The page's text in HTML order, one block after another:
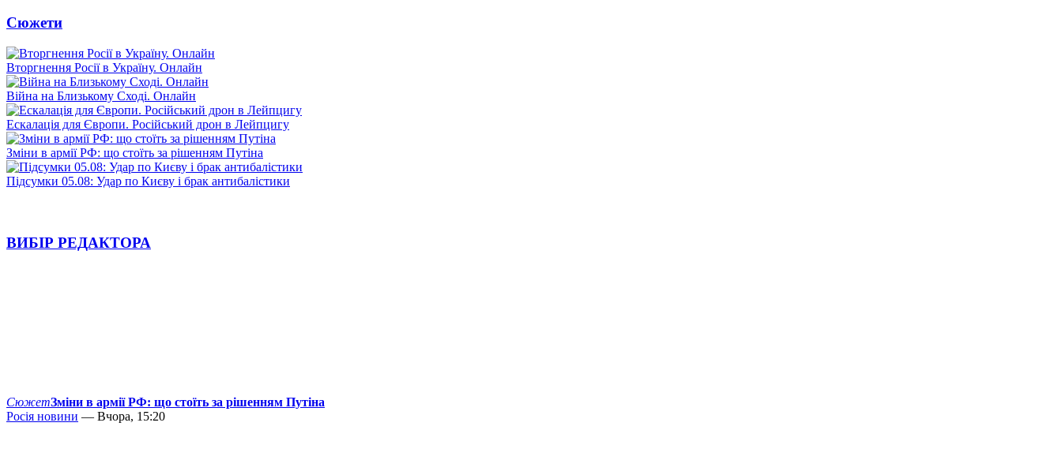
Сюжети
Вторгнення Росії в Україну. Онлайн
Війна на Близькому Сході. Онлайн
Ескалація для Європи. Російський дрон в Лейпцигу
Зміни в армії РФ: що стоїть за рішенням Путіна
Підсумки 05.08: Удар по Києву і брак антибалістики
ВИБІР РЕДАКТОРА
СюжетЗміни в армії РФ: що стоїть за рішенням Путіна
Росія новини — Вчора, 15:20